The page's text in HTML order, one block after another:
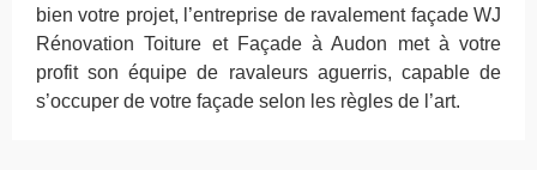
bien votre projet, l’entreprise de ravalement façade WJ
Rénovation Toiture et Façade à Audon met à votre
profit son équipe de ravaleurs aguerris, capable de
s’occuper de votre façade selon les règles de l’art.